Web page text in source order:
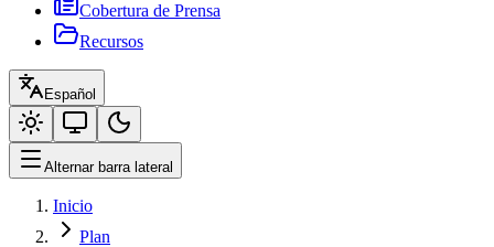
Cobertura de Prensa
Recursos
Español
Alternar barra lateral
Inicio
Plan